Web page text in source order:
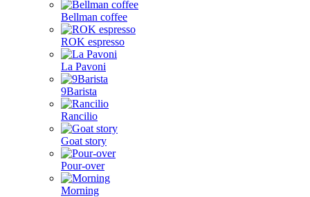
Bellman coffee
ROK espresso
La Pavoni
9Barista
Rancilio
Goat story
Pour-over
Morning